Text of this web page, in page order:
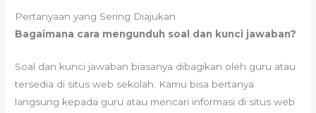
Pertanyaan yang Sering Diajukan
Bagaimana cara mengunduh soal dan kunci jawaban?
Soal dan kunci jawaban biasanya dibagikan oleh guru atau
tersedia di situs web sekolah. Kamu bisa bertanya
langsung kepada guru atau mencari informasi di situs web